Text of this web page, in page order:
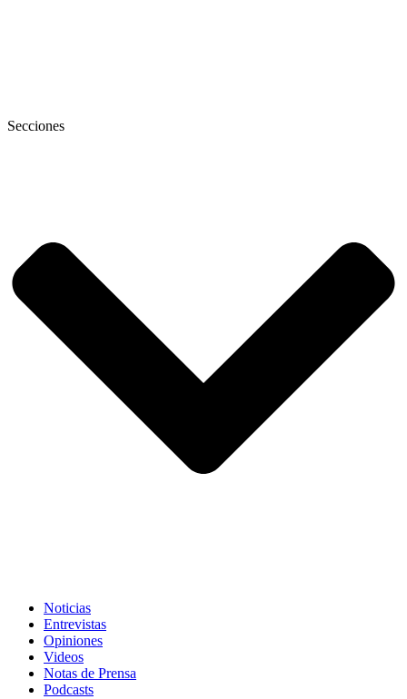
Secciones
Noticias
Entrevistas
Opiniones
Videos
Notas de Prensa
Podcasts